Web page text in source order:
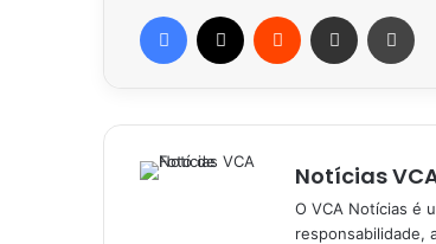
Facebook Reddit Compartilhar via e-mail
Notícias
O VCA Notícias é
responsabilidade,